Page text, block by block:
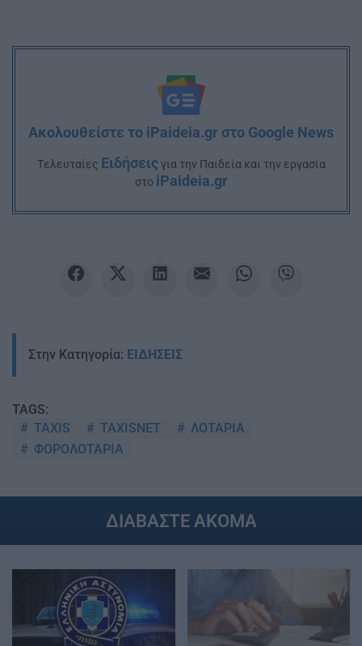
Ακολουθείστε το iPaideia.gr στο Google News
Tελευταίες Ειδήσειςγια την Παιδεία και την εργασία
στο iPaideia.gr
Στην Κατηγορία: ΕΙΔΗΣΕΙΣ
TAGS:
TAXIS
TAXISNET
ΛΟΤΑΡΙΑ
ΦΟΡΟΛΟΤΑΡΙΑ
ΔΙΑΒΑΣΤΕ ΑΚΟΜΑ